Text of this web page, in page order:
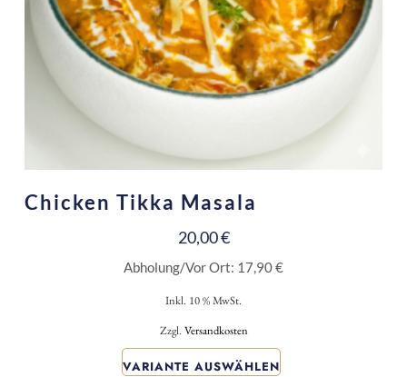
Chicken Tikka Masala
20,00€
Abholung/Vor Ort: 17,90€
Inkl. 10 % MwSt.
Zzgl. Versandkosten
VARIANTE AUSWÄHLEN